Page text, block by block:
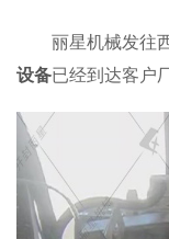
丽星机械发往
设备已经到达客户